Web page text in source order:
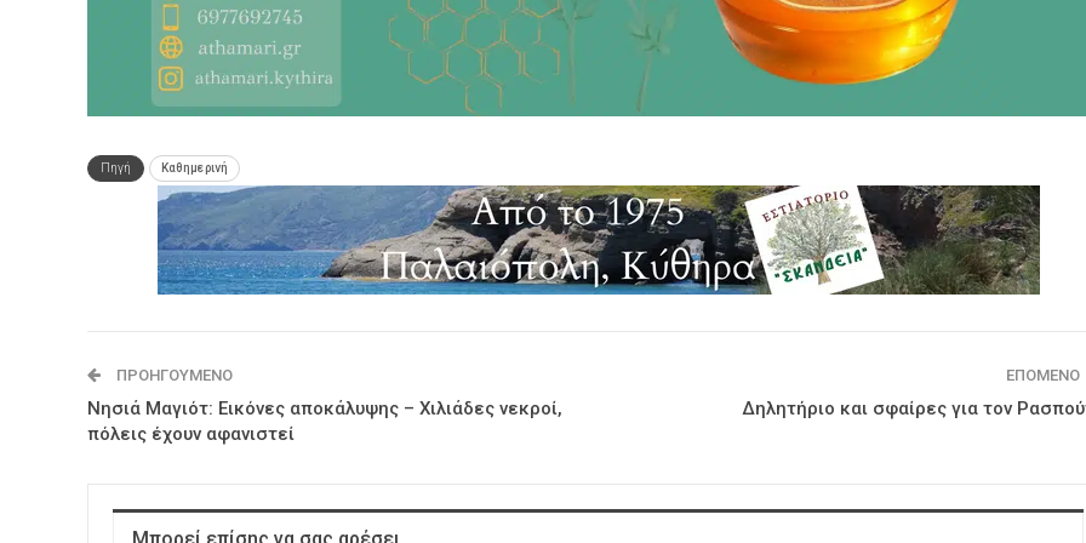
Πηγή Καθημερινή
ΠΡΟΗΓΟΎΜΕΝΟ
Νησιά Μαγιότ: Εικόνες αποκάλυψης – Χιλιάδες νεκροί,
πόλεις έχουν αφανιστεί
ΕΠΌΜΕΝΟ
Δηλητήριο και σφαίρες για τον
Μπορεί επίσης να σας αρέσει